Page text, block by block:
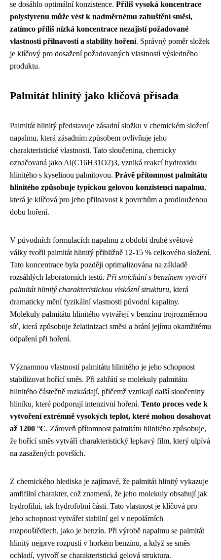
se dosáhlo optimální konzistence. Příliš vysoká koncentrace
polystyrenu může vést k nadměrnému zahuštění směsi,
zatímco příliš nízká koncentrace nezajistí požadované
vlastnosti přilnavosti a stability hoření. Správný poměr složek
je klíčový pro dosažení požadovaných vlastností výsledného
produktu.
Palmitát hlinitý jako klíčová přísada
Palmitát hlinitý představuje zásadní složku v chemickém složení
napalmu, která zásadním způsobem ovlivňuje jeho
charakteristické vlastnosti. Tato sloučenina, chemicky
označovaná jako Al(C16H31O2)3, vzniká reakcí hydroxidu
hlinitého s kyselinou palmitovou. Právě přítomnost palmitátu
hlinitého způsobuje typickou gelovou konzistenci napalmu,
která je klíčová pro jeho přilnavost k povrchům a prodlouženou
dobu hoření.
V původních formulacích napalmu z období druhé světové
války tvořil palmitát hlinitý přibližně 12-15 % celkového složení.
Tato koncentrace byla později optimalizována na základě
rozsáhlých laboratorních testů. Při smíchání s benzínem vytváří
palmitát hlinitý charakteristickou viskózní strukturu, která
dramaticky mění fyzikální vlastnosti původní kapaliny.
Molekuly palmitátu hlinitého vytvářejí v benzínu trojrozměrnou
síť, která způsobuje želatinizaci směsi a brání jejímu okamžitému
odpaření při hoření.
Významnou vlastností palmitátu hlinitého je jeho schopnost
stabilizovat hořící směs. Při zahřátí se molekuly palmitátu
hlinitého částečně rozkládají, přičemž vznikají další sloučeniny
hliníku, které podporují intenzivní hoření. Tento proces vede k
vytvoření extrémně vysokých teplot, které mohou dosahovat
až 1200 °C. Zároveň přítomnost palmitátu hlinitého způsobuje,
že hořící směs vytváří charakteristický lepkavý film, který ulpívá
na zasažených površích.
Z chemického hlediska je zajímavé, že palmitát hlinitý vykazuje
amfifilní charakter, což znamená, že jeho molekuly obsahují jak
hydrofilní, tak hydrofobní části. Tato vlastnost je klíčová pro
jeho schopnost vytvářet stabilní gel v nepolárních
rozpouštědlech, jako je benzín. Při výrobě napalmu se palmitát
hlinitý nejprve rozpustí v horkém benzínu, a když se směs
ochladí, vytvoří se charakteristická gelová struktura.